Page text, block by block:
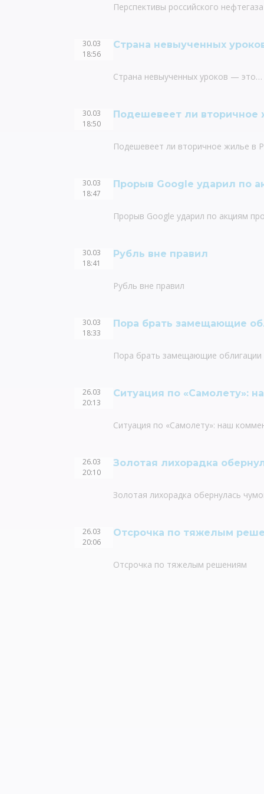
Перспективы российского
30.03
18:56
Страна невыученных
Страна невыученных уроков —
30.03
18:50
Подешевеет ли вторичное
Подешевеет ли вторичное жилье в
30.03
18:47
Прорыв Google ударил по
Прорыв Google ударил по акциям
30.03
18:41
Рубль вне правил
Рубль вне правил
30.03
18:33
Пора брать замещающие
Пора брать замещающие облигации
26.03
20:13
Ситуация по «Самолету»:
Ситуация по «Самолету»: наш
26.03
20:10
Золотая лихорадка
Золотая лихорадка обернулась
26.03
20:06
Отсрочка по тяжелым
Отсрочка по тяжелым решениям